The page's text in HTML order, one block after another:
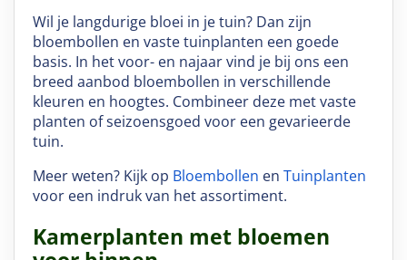
Wil je langdurige bloei in je tuin? Dan zijn
bloembollen en vaste tuinplanten een goede
basis. In het voor- en najaar vind je bij ons een
breed aanbod bloembollen in verschillende
kleuren en hoogtes. Combineer deze met vaste
planten of seizoensgoed voor een gevarieerde
tuin.
Meer weten? Kijk op Bloembollen en Tuinplanten
voor een indruk van het assortiment.
Kamerplanten met bloemen